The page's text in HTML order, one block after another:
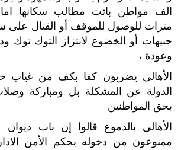
وعودة ،
الأهالى يضربون كفا بكف من غياب
الدولة عن المشكلة بل ومباركة
بحق المواطنين
الأهالى بالدموع قالوا إن باب
ممنوعون من دخوله بحكم الأمن